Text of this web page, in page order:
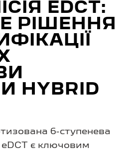
EDCT:
РІШЕННЯ
HYBRID
6-ступенева
є ключовим